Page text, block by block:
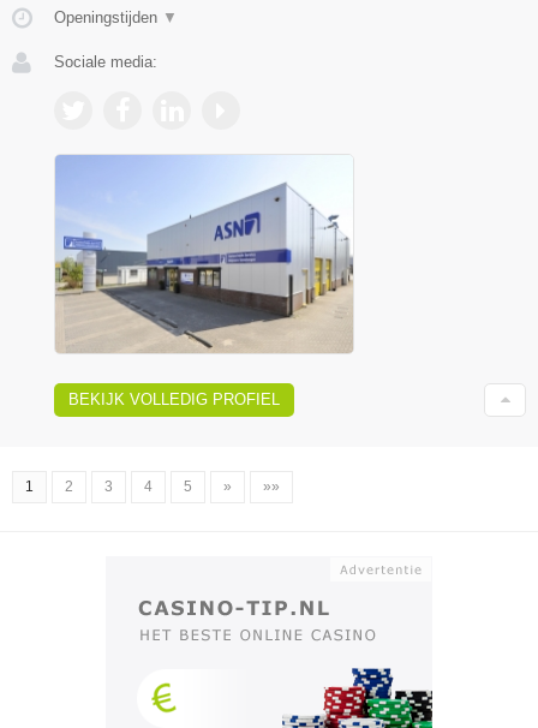
Openingstijden ▼
Sociale media:
BEKIJK VOLLEDIG PROFIEL
1 2 3 4 5 » »»